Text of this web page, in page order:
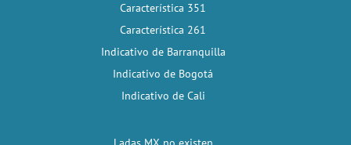
Característica 351
Característica 261
Indicativo de Barranquilla
Indicativo de Bogotá
Indicativo de Cali